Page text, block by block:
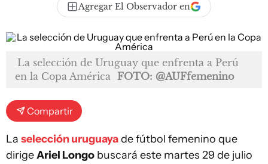
Agregar El Observador en
La selección de Uruguay que enfrenta a Perú
en la Copa América FOTO: @AUFfemenino
Compartir
La selección uruguayade fútbol femenino que
dirigeAriel Longo buscará este martes 29 de julio